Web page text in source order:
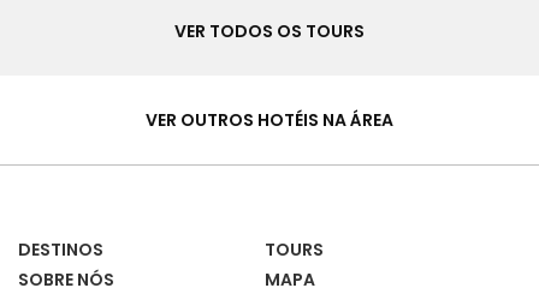
VER TODOS OS TOURS
Casas
VER OUTROS HOTÉIS NA ÁREA
DESTINOS
TOURS
SOBRE NÓS
MAPA